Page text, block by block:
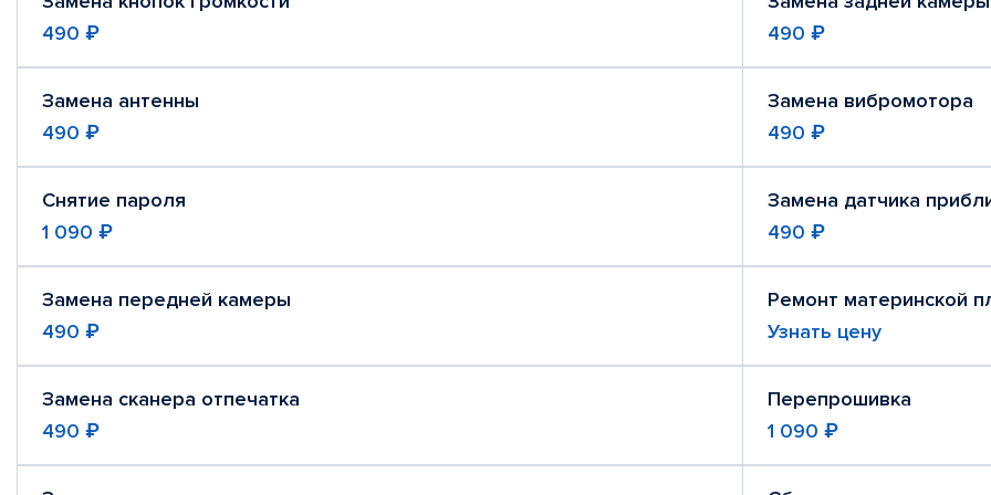
490 ₽
490 ₽
Замена антенны
490 ₽
Замена вибромотора
490 ₽
Снятие пароля
1 090 ₽
Замена датчика
490 ₽
Замена передней камеры
490 ₽
Ремонт материнской
Узнать цену
Замена сканера отпечатка
490 ₽
Перепрошивка
1 090 ₽